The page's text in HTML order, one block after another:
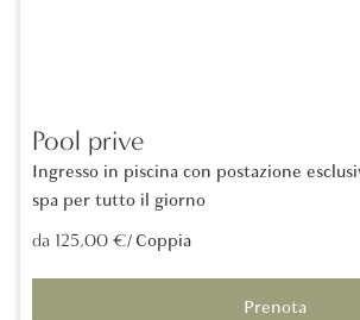
Pool prive
Ingresso in piscina con postazione
spa per tutto il giorno
da 125,00 €/ Coppia
Prenota